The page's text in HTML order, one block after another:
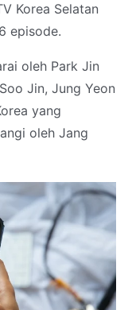
Korea Selatan
episode.
oleh Park Jin
Jin, Jung Yeon
yang
oleh Jang